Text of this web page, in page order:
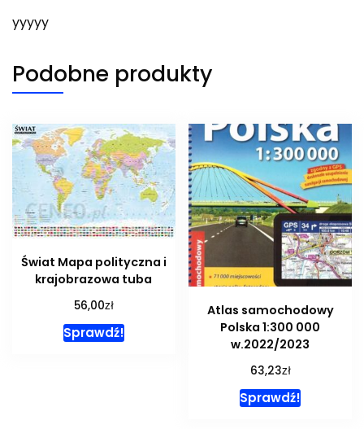
yyyyy
Podobne produkty
Świat Mapa polityczna i
krajobrazowa tuba
56,00zł
Sprawdź!
Atlas samochodowy
Polska 1:300 000
w.2022/2023
63,23zł
Sprawdź!